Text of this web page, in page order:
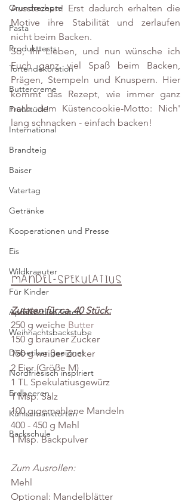
Grundrezepte
Pasta
Produkttests
Tortendekoration
Buttercreme
Frühstück!
International
Brandteig
Baiser
Vatertag
Getränke
Kooperationen und Presse
Eis
Wildkraeuter
Für Kinder
ApfelköstlichZeiten
Weihnachtsbackstube
Diabetiker geeignet
Nordfriesisch inspiriert
Erdbeeren
Kühlschranktorten
Backschule
Ausstechen! Erst dadurch erhalten die
Motive ihre Stabilität und zerlaufen
nicht beim Backen.
So, Ihr Lieben, und nun wünsche ich
Euch ganz viel Spaß beim Backen,
Prägen, Stempeln und Knuspern. Hier
kommt das Rezept, wie immer ganz
nach dem Küstencookie-Motto: Nich'
lang schnacken - einfach backen!
Mandel-Spekulatius
Zutaten für ca. 40 Stück:
250 g weiche Butter
150 g brauner Zucker
150 g weißer Zucker
2 Eier (Größe M)
1 TL Spekulatiusgewürz
1 Msp. Salz
100 g gemahlene Mandeln
400 - 450 g Mehl
1 Msp. Backpulver
Zum Ausrollen:
Mehl
Optional: Mandelblätter